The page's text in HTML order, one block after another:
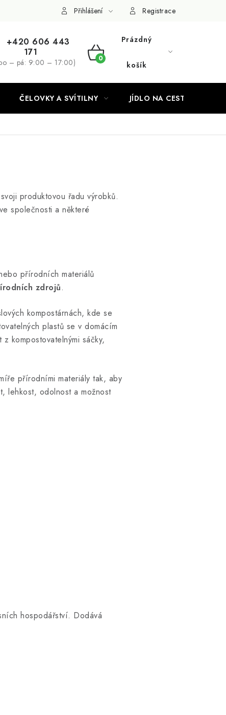
Podmínky ochrany osobních údajů
Přihlášení Registrace
+420 606 443
171
– pá: 9:00 – 17:00)
NÁKUPNÍ
Prázdný
košík
ČELOVKY A SVÍTILNY JÍDLO NA CESTY
produktovou řadu výrobků.
společnosti a některé
přírodních materiálů
zdrojů.
kompostárnách, kde se
plastů se v domácím
kompostovatelnými sáčky,
přírodními materiály tak, aby
lehkost, odolnost a možnost
hospodářství. Dodává